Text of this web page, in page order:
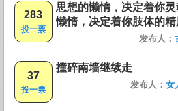
283
投一票
思想的懒惰，决定着你
懒惰，决定着你肢体的精
发布人：
37
投一票
撞碎南墙继续走
发布人： 女